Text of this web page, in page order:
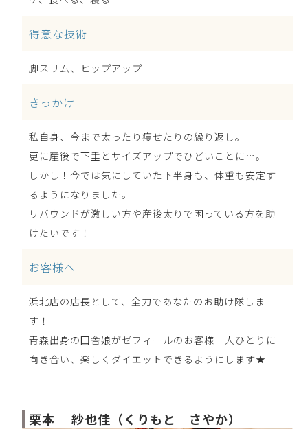
得意な技術
脚スリム、ヒップアップ
きっかけ
私自身、今まで太ったり痩せたりの繰り返し。
更に産後で下垂とサイズアップでひどいことに…。
しかし！今では気にしていた下半身も、体重も安定す
るようになりました。
リバウンドが激しい方や産後太りで困っている方を助
けたいです！
お客様へ
浜北店の店長として、全力であなたのお助け隊しま
す！
青森出身の田舎娘がゼフィールのお客様一人ひとりに
向き合い、楽しくダイエットできるようにします★
栗本 紗也佳（くりもと さやか）